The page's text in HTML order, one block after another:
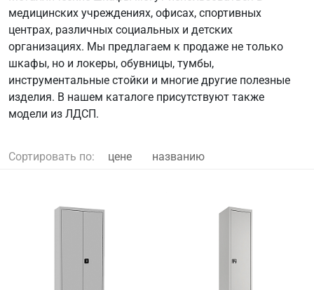
медицинских учреждениях, офисах, спортивных
центрах, различных социальных и детских
организациях. Мы предлагаем к продаже не только
шкафы, но и локеры, обувницы, тумбы,
инструментальные стойки и многие другие полезные
изделия. В нашем каталоге присутствуют также
модели из ЛДСП.
Сортировать по: цене названию